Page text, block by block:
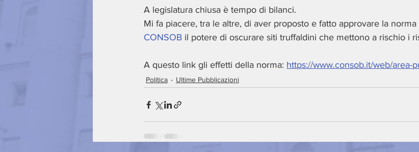
A legislatura chiusa è tempo di bilanci.
Mi fa piacere, tra le altre, di aver proposto e fatto approvare la
CONSOB il potere di oscurare siti truffaldini che mettono a rischio i
A questo link gli effetti della norma: https://www.consob.it/web/area-
Politica Ultime Pubblicazioni